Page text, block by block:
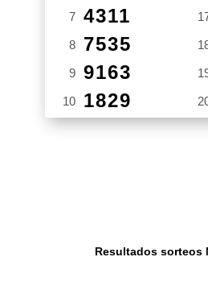
7 4311
8 7535
9 9163
10 1829
Resultados sorteos